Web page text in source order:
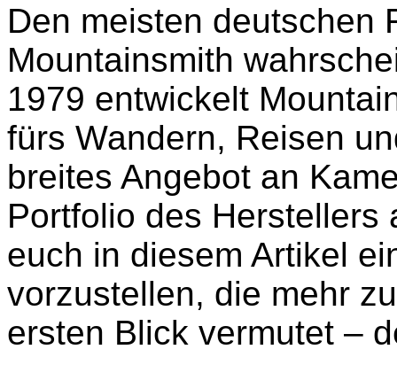
Den meisten deutschen
Mountainsmith
1979 entwickelt
fürs Wandern, Reisen
breites Angebot an
Portfolio des Herstellers
euch in diesem Artikel
vorzustellen, die mehr
ersten Blick vermutet –